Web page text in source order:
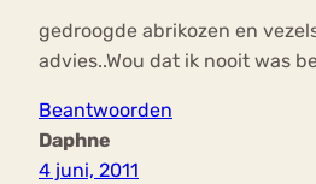
gedroogde abrikozen en
advies..Wou dat ik nooit was
Beantwoorden
Daphne
4 juni, 2011